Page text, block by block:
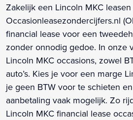
Zakelijk een Lincoln MKC
Occasionleasezondercijfers.nl
financial lease voor een
zonder onnodig gedoe. In onze
Lincoln MKC occasions, zowel
auto’s. Kies je voor een marge
je geen BTW voor te schieten
aanbetaling vaak mogelijk. Zo
Lincoln MKC financial lease